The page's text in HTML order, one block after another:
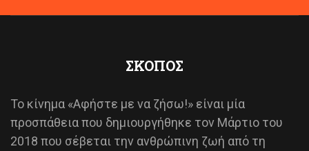
ΣΚΟΠΟΣ
Το κίνημα «Αφήστε με να ζήσω!» είναι μία
προσπάθεια που δημιουργήθηκε τον Μάρτιο του
2018 που σέβεται την ανθρώπινη ζωή από τη